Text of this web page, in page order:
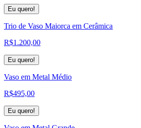
Eu quero!
Trio de Vaso Maiorca em Cerâmica
R$1.200,00
Eu quero!
Vaso em Metal Médio
R$495,00
Eu quero!